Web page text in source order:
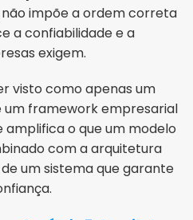
impõe a ordem correta
a confiabilidade e a
exigem.
um framework empresarial
amplifica o que um modelo
com a arquitetura
um sistema que garante